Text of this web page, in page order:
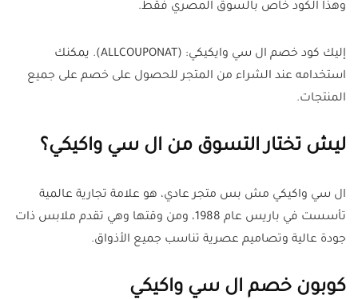
وهذا الكود خاص بالسوق المصري فقط.
إليك كود خصم ال سي وايكيكي: (ALLCOUPONAT). يمكنك
استخدامه عند الشراء من المتجر للحصول على خصم على جميع
المنتجات.
ليش تختار التسوق من ال سي واكيكي؟
ال سي واكيكي مش بس متجر عادي، هو علامة تجارية عالمية
تأسست في باريس عام 1988، ومن وقتها وهي تقدم ملابس ذات
جودة عالية وتصاميم عصرية تناسب جميع الأذواق.
كوبون خصم ال سي واكيكي